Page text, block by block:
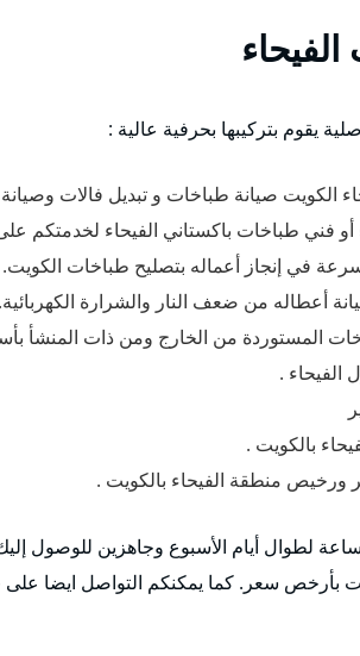
يقوم بتركيبها بحرفية عالية :
الكويت صيانة طباخات و تبديل فالات وصيانة
أو فني طباخات باكستاني الفيحاء لخدمتكم
في إنجاز أعماله بتصليح طباخات الكويت.
أعطاله من ضعف النار والشرارة الكهربائية.
المستوردة من الخارج ومن ذات المنشأ
الفيحاء .
بالكويت .
منطقة الفيحاء بالكويت .
لطوال أيام الأسبوع وجاهزين للوصول
بأرخص سعر. كما يمكنكم التواصل ايضا